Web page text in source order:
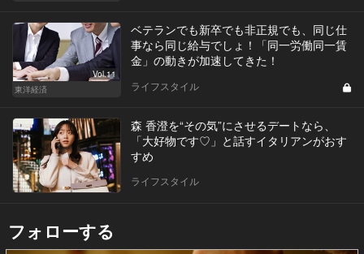
Vol.11
東洋経済
ベテランでも新卒でも非正規でも、同じ仕
事なら同じ給与でしょ！「同一労働同一賃
金」の動きが加速してきた！
ライフスタイル
森 香澄を“その気”にさせるデートなら、
「大好物です♡」と話すイタリアンがおす
すめ
ライフスタイル
フォローする